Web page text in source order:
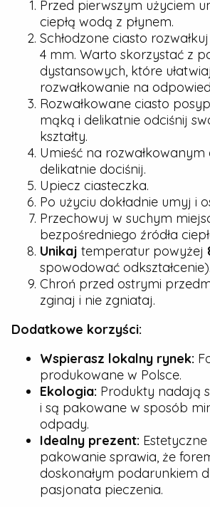
Przed pierwszym użyciem
ciepłą wodą z płynem.
Schłodzone ciasto
4 mm. Warto skorzystać z
dystansowych, które
rozwałkowanie na
Rozwałkowane ciasto
mąką i delikatnie odciśnij
kształty.
Umieść na rozwałkowanym
delikatnie dociśnij.
Upiecz ciasteczka.
Po użyciu dokładnie umyj i
Przechowuj w suchym
bezpośredniego źródła
Unikaj temperatur powyżej
spowodować odkształcenie).
Chroń przed ostrymi
zginaj i nie zgniataj.
Dodatkowe korzyści:
Wspierasz lokalny rynek:
produkowane w Polsce.
Ekologia: Produkty nadają
i są pakowane w sposób
odpady.
Idealny prezent:
pakowanie sprawia, że
doskonałym podarunkiem
pasjonata pieczenia.